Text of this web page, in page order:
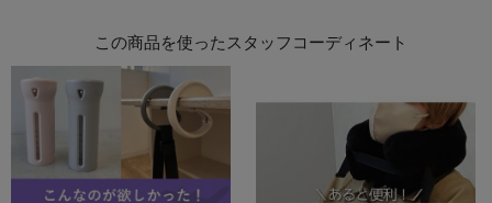
この商品を使ったスタッフコーディネート